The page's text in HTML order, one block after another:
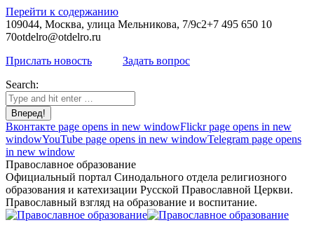
Перейти к содержанию
109044, Москва, улица Мельникова, 7/9с2+7 495 650 10
70otdelro@otdelro.ru
Прислать новость
Задать вопрос
Search:
Вконтакте page opens in new windowFlickr page opens in new
windowYouTube page opens in new windowTelegram page opens
in new window
Православное образование
Официальный портал Синодального отдела религиозного
образования и катехизации Русской Православной Церкви.
Православный взгляд на образование и воспитание.